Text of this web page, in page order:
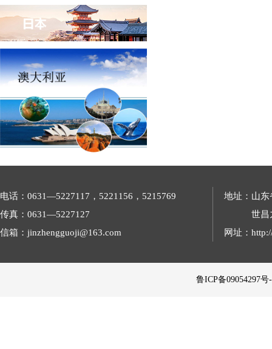
电话：0631—5227117，5221156，5215769
传真：0631—5227127
信箱：jinzhengguoji@163.com
地址：山
世昌
网址：
鲁ICP备09054297号